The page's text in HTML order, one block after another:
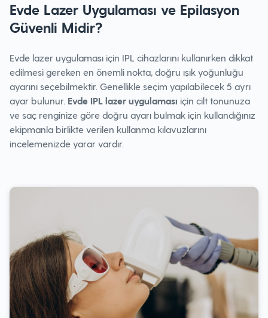
Evde Lazer Uygulaması ve Epilasyon
Güvenli Midir?
Evde lazer uygulaması için IPL cihazlarını kullanırken dikkat
edilmesi gereken en önemli nokta, doğru ışık yoğunluğu
ayarını seçebilmektir. Genellikle seçim yapılabilecek 5 ayrı
ayar bulunur. Evde IPL lazer uygulaması için cilt tonunuza
ve saç renginize göre doğru ayarı bulmak için kullandığınız
ekipmanla birlikte verilen kullanma kılavuzlarını
incelemenizde yarar vardır.